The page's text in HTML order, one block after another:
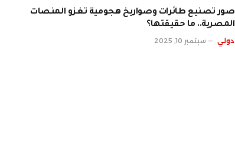
صور تصنيع طائرات وصواريخ هجومية تغزو المنصات
المصرية.. ما حقيقتها؟
دولي سبتمبر 10, 2025